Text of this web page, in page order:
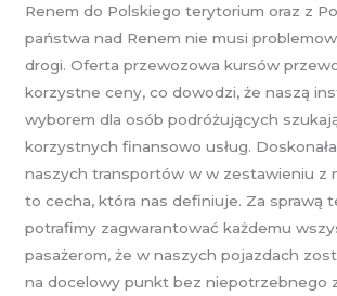
Renem do Polskiego terytorium oraz z
państwa nad Renem nie musi
drogi. Oferta przewozowa kursów
korzystne ceny, co dowodzi, że naszą
wyborem dla osób podróżujących
korzystnych finansowo usług.
naszych transportów w w zestawieniu z
to cecha, która nas definiuje. Za sprawą
potrafimy zagwarantować każdemu
pasażerom, że w naszych pojazdach
na docelowy punkt bez niepotrzebnego